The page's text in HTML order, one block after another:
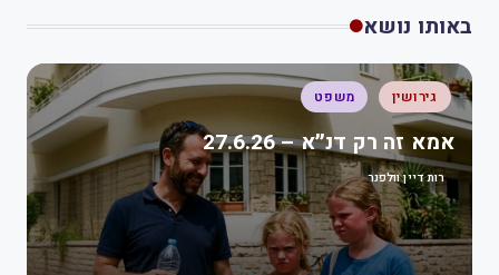
באותו נושא
גירושין משפט
אמא זה רק דנ״א – 27.6.26
רות דיין וולפנר